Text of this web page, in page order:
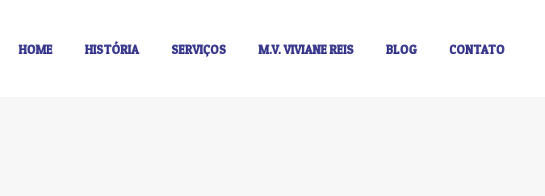
HOME HISTÓRIA SERVIÇOS M.V. VIVIANE REIS BLOG CONTATO